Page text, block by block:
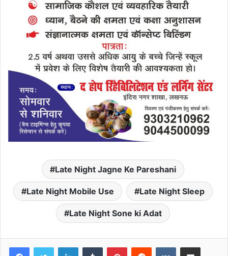
Late Night Jagne Ke Pareshani
Late Night Mobile Use Late Night Sleep
Late Night Sone ki Adat